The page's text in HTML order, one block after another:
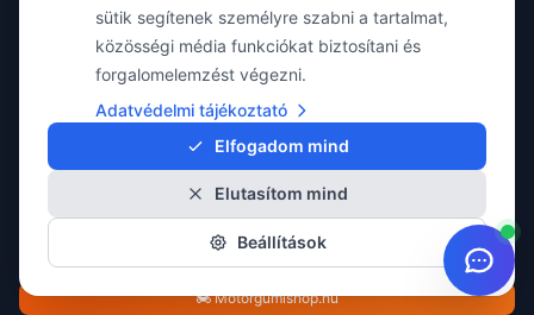
Kapcsolat
KAPCSOLAT
+36 1 280 6567
info@taylorgumi.hu
1194 Budapest
🏍️ Motorgumishop.hu
sütik segítenek személyre szabni a tartalmat,
közösségi média funkciókat biztosítani és
forgalomelemzést végezni.
Adatvédelmi tájékoztató
Elfogadom mind
Elutasítom mind
Beállítások